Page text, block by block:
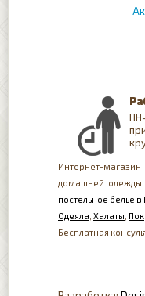
Интернет-
домашней одежды,
постельное белье в
Одеяла Халаты
Бесплатная